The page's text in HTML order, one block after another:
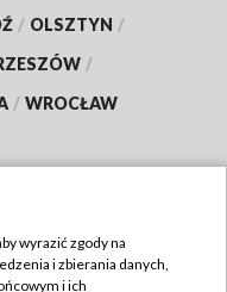
/ OLSZTYN /
/
/ WROCŁAW
wyrazić zgody na
i zbierania danych,
i ich